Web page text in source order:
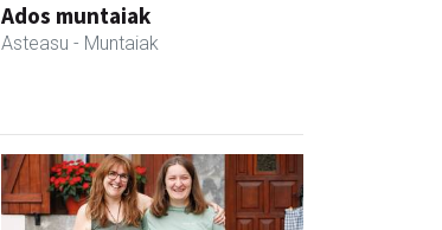
Ados muntaiak
Asteasu - Muntaiak